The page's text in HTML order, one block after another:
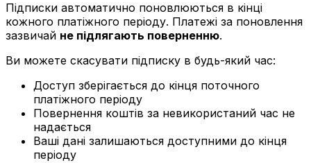
Підписки автоматично поновлюються в кінці
кожного платіжного періоду. Платежі за поновлення
зазвичай не підлягають поверненню.
Ви можете скасувати підписку в будь-який час:
Доступ зберігається до кінця поточного
платіжного періоду
Повернення коштів за невикористаний час не
надається
Ваші дані залишаються доступними до кінця
періоду